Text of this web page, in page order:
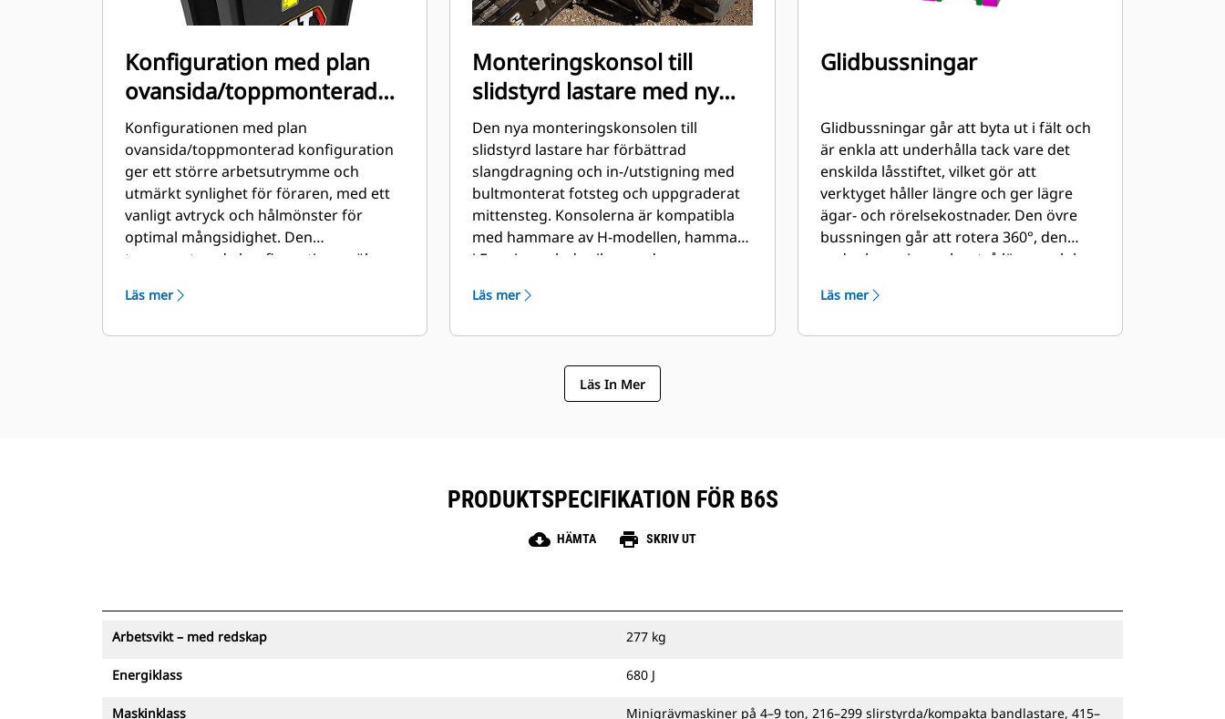
Konfiguration med plan
ovansida/toppmonterad
konfiguration
Konfigurationen med plan
ovansida/toppmonterad konfiguration
ger ett större arbetsutrymme och
utmärkt synlighet för föraren, med ett
vanligt avtryck och hålmönster för
optimal mångsidighet. Den
toppmonterade konfigurationen ökar
efter stickkraften under kontroll. En
Läs mer
Monteringskonsol till
slidstyrd lastare med ny
design
Den nya monteringskonsolen till
slidstyrd lastare har förbättrad
slangdragning och in-/utstigning med
bultmonterat fotsteg och uppgraderat
mittensteg. Konsolerna är kompatibla
med hammare av H-modellen, hammare
i E-serien och de vibrerande
Läs mer
Glidbussningar
Glidbussningar går att byta ut i fält och
är enkla att underhålla tack vare det
enskilda låsstiftet, vilket gör att
verktyget håller längre och ger lägre
ägar- och rörelsekostnader. Den övre
bussningen går att rotera 360°, den
nedre bussningen har två lägen och kan
Läs mer
Läs In Mer
PRODUKTSPECIFIKATION FÖR B6S
cloud_download HÄMTA print SKRIV UT
Arbetsvikt – med redskap 277 kg
Energiklass 680 J
Maskinklass Minigrävmaskiner på 4–9 ton, 216–299 slirstyrda/kompakta bandlastare, 415–